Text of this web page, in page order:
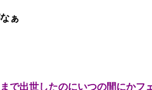
ぁ
で出世したのにいつの間にかフ